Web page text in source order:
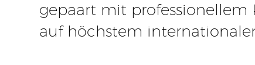
gepaart mit professionellem
auf höchstem